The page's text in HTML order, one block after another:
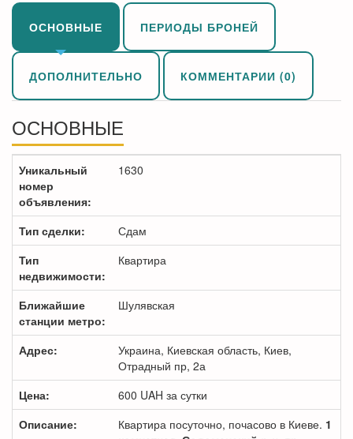
ОСНОВНЫЕ ПЕРИОДЫ БРОНЕЙ
ДОПОЛНИТЕЛЬНО КОММЕНТАРИИ (0)
ОСНОВНЫЕ
Уникальный
номер
объявления:
1630
Тип сделки:
Сдам
Тип
недвижимости:
Квартира
Ближайшие
станции метро:
Шулявская
Адрес:
Украина, Киевская область, Киев,
Отрадный пр, 2а
Цена:
600 UAH за сутки
Описание:
Квартира посуточно, почасово в Киеве. 1